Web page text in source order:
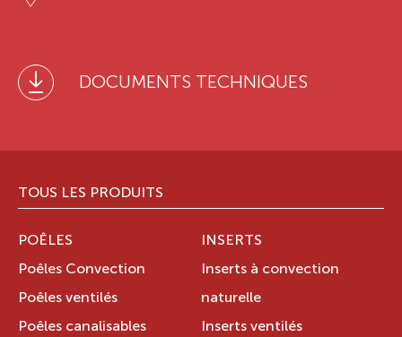
DOCUMENTS TECHNIQUES
TOUS LES PRODUITS
POÊLES
Poêles Convection
Poêles ventilés
Poêles canalisables
INSERTS
Inserts à convection
naturelle
Inserts ventilés